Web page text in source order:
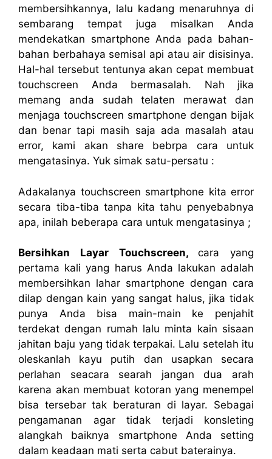
membersihkannya, lalu kadang menaruhnya di
sembarang tempat juga misalkan Anda
mendekatkan smartphone Anda pada bahan-
bahan berbahaya semisal api atau air disisinya.
Hal-hal tersebut tentunya akan cepat membuat
touchscreen Anda bermasalah. Nah jika
memang anda sudah telaten merawat dan
menjaga touchscreen smartphone dengan bijak
dan benar tapi masih saja ada masalah atau
error, kami akan share bebrpa cara untuk
mengatasinya. Yuk simak satu-persatu :
Adakalanya touchscreen smartphone kita error
secara tiba-tiba tanpa kita tahu penyebabnya
apa, inilah beberapa cara untuk mengatasinya ;
Bersihkan Layar Touchscreen,cara yang
pertama kali yang harus Anda lakukan adalah
membersihkan lahar smartphone dengan cara
dilap dengan kain yang sangat halus, jika tidak
punya Anda bisa main-main ke penjahit
terdekat dengan rumah lalu minta kain sisaan
jahitan baju yang tidak terpakai. Lalu setelah itu
oleskanlah kayu putih dan usapkan secara
perlahan seacara searah jangan dua arah
karena akan membuat kotoran yang menempel
bisa tersebar tak beraturan di layar. Sebagai
pengamanan agar tidak terjadi konsleting
alangkah baiknya smartphone Anda setting
dalam keadaan mati serta cabut baterainya.